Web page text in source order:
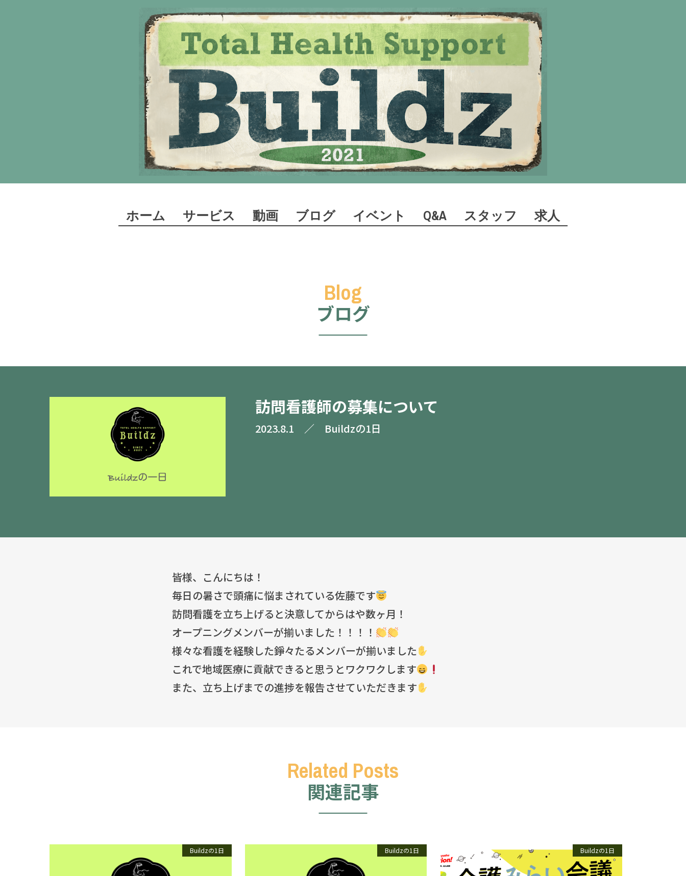
ホーム サービス 動画 ブログ イベント Q&A スタッフ 求人
ブログ
訪問看護師の募集について
2023.8.1 ／ Buildzの1日
皆様、こんにちは！
毎日の暑さで頭痛に悩まされている佐藤です
訪問看護を立ち上げると決意してからはや数ヶ月！
オープニングメンバーが揃いました！！！！
様々な看護を経験した錚々たるメンバーが揃いました
これで地域医療に貢献できると思うとワクワクします
また、立ち上げまでの進捗を報告させていただきます
関連記事
Buildzの1日 Buildzの1日 Buildzの1日